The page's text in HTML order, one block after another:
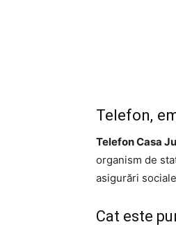
Telefon,
Telefon Casa
organism de
asigurări
Cat este